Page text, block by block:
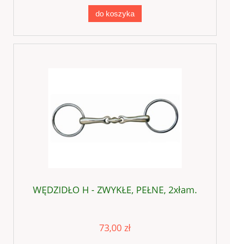
do koszyka
WĘDZIDŁO H - ZWYKŁE, PEŁNE, 2xłam.
73,00 zł